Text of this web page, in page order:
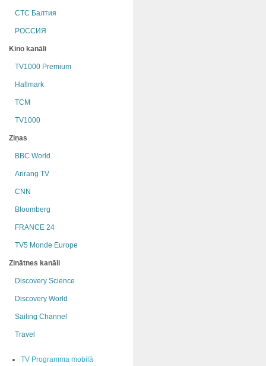
СТС Балтия
РОССИЯ
Kino kanāli
TV1000 Premium
Hallmark
TCM
TV1000
Ziņas
BBC World
Arirang TV
CNN
Bloomberg
FRANCE 24
TV5 Monde Europe
Zinātnes kanāli
Discovery Science
Discovery World
Sailing Channel
Travel
TV Programma mobilā